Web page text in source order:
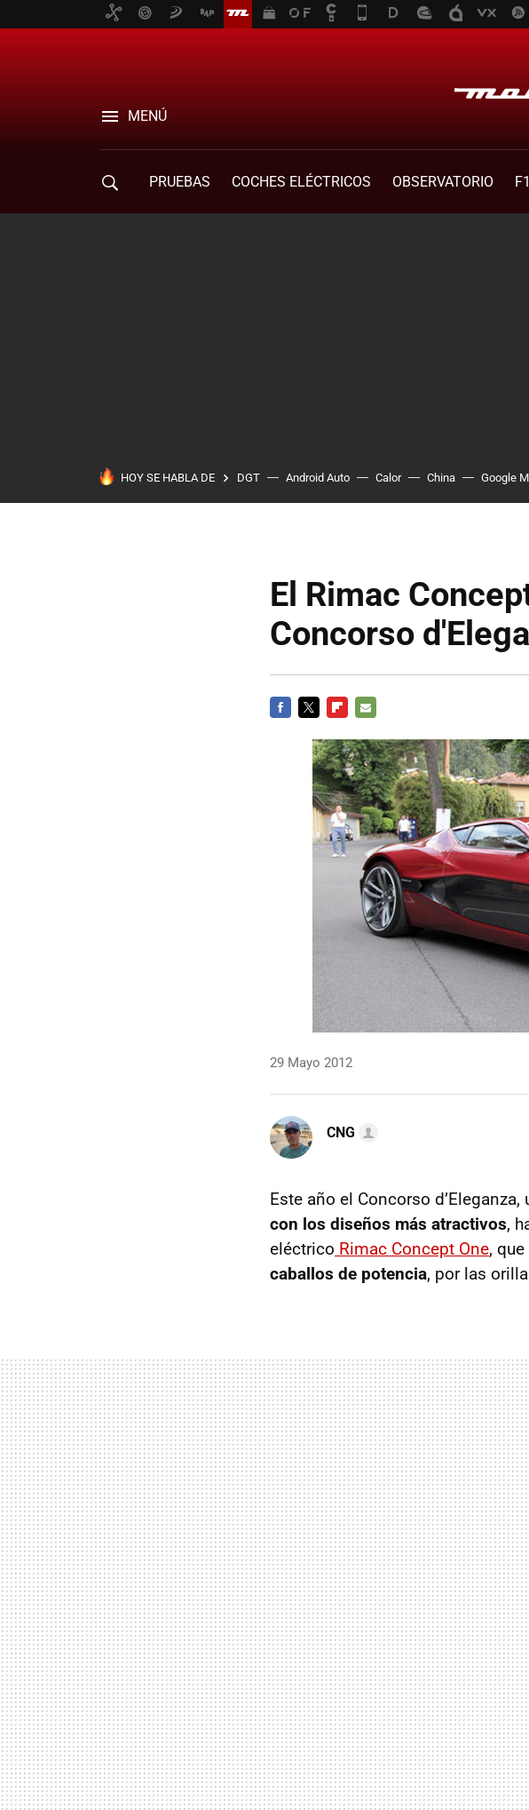
MENÚ
PRUEBAS COCHES ELÉCTRICOS OBSERVATORIO F1
HOY SE HABLA DE DGT Android Auto Calor China Google
El Rimac
Concorso
MAIL
29 Mayo 2012
CNG
Este año el Concorso
con los diseños más atractivos,
eléctrico Rimac Concept One,
caballos de potencia, por las